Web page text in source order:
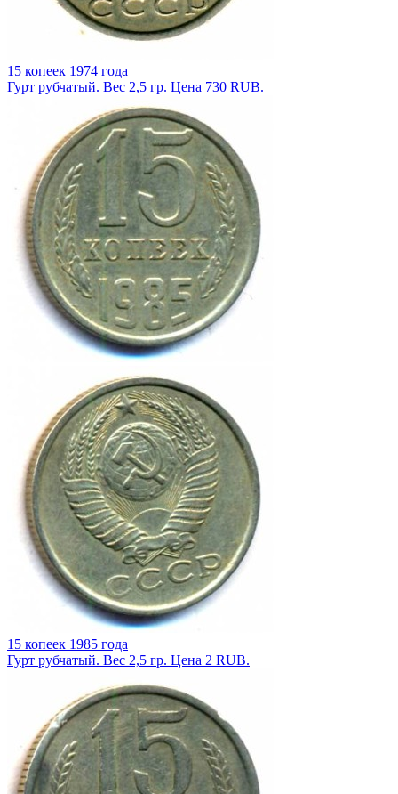
15 копеек 1974 года
Гурт рубчатый. Вес 2,5 гр. Цена 730 RUB.
15 копеек 1985 года
Гурт рубчатый. Вес 2,5 гр. Цена 2 RUB.